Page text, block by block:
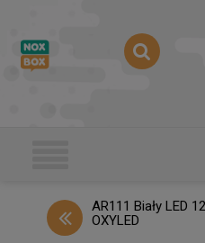
AR111 Biały LED
OXYLED